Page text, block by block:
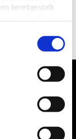
bereitgestellt